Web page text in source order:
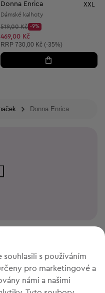
Donna Enrica XXL
Dámské kalhoty
Původní cena:
519,00 Kč
Discount Price:
-9%
Snížená cena:
469,00 Kč
Doporučená cena:
RRP 730,00 Kč (-35%)
Donna Enrica
souhlasili s používáním
pro marketingové a
námi a našimi